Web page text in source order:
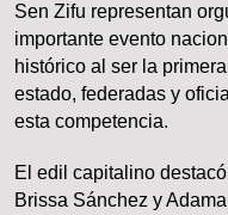
Sen Zifu representan
importante evento
histórico al ser la
estado, federadas y
esta competencia.
El edil capitalino
Brissa Sánchez y